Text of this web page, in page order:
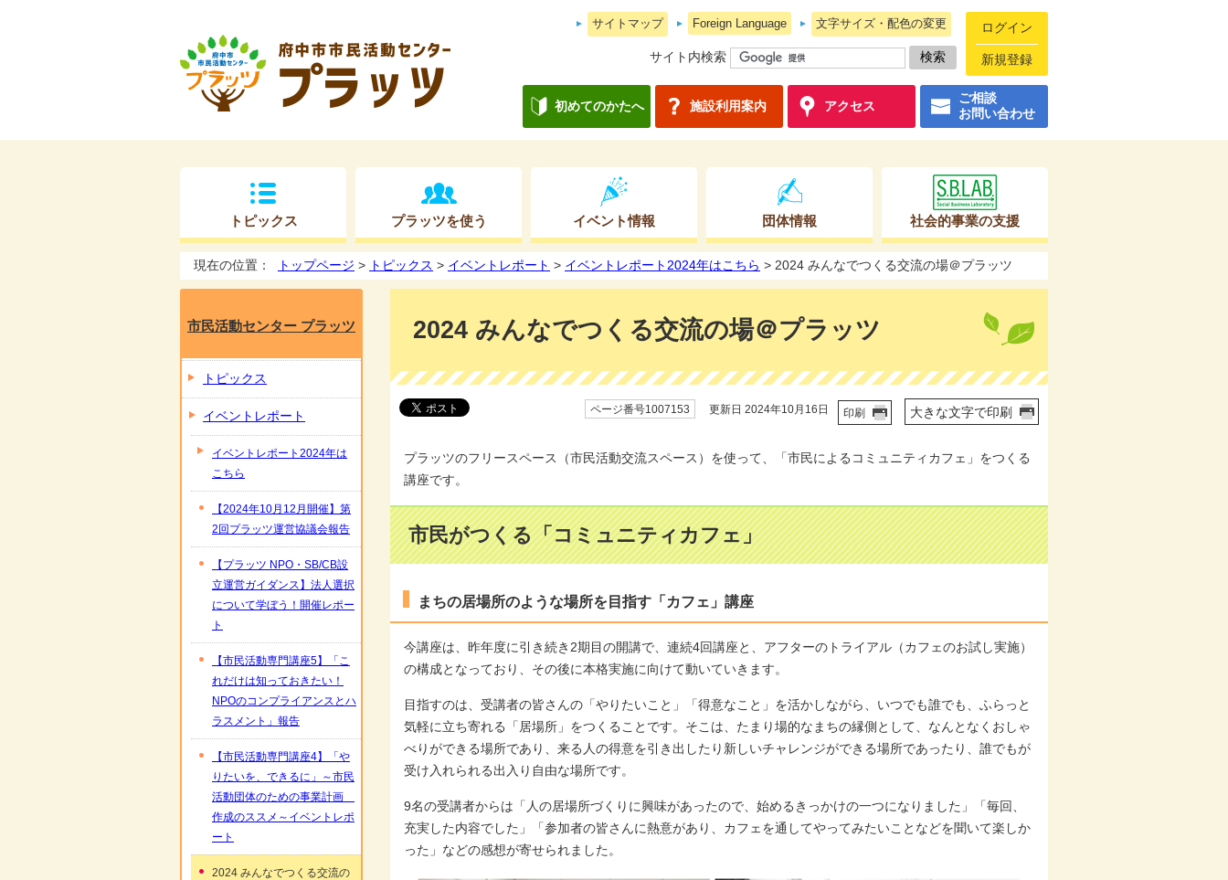
サイトマップ Foreign Language 文字サイズ・配色の変更 ログイン
新規登録
サイト内検索
初めてのかたへ 施設利用案内 アクセス
ご相談
お問い合わせ
トピックス プラッツを使う イベント情報 団体情報 社会的事業の支援
現在の位置： トップページ > トピックス > イベントレポート > イベントレポート2024年はこちら > 2024 みんなでつくる交流の場＠プラッツ
2024 みんなでつくる交流の場＠プラッツ
ページ番号1007153 更新日 2024年10月16日 印刷 大きな文字で印刷
プラッツのフリースペース（市民活動交流スペース）を使って、「市民によるコミュニティカフェ」をつくる
講座です。
市民がつくる「コミュニティカフェ」
まちの居場所のような場所を目指す「カフェ」講座
今講座は、昨年度に引き続き2期目の開講で、連続4回講座と、アフターのトライアル（カフェのお試し実施）
の構成となっており、その後に本格実施に向けて動いていきます。
目指すのは、受講者の皆さんの「やりたいこと」「得意なこと」を活かしながら、いつでも誰でも、ふらっと
気軽に立ち寄れる「居場所」をつくることです。そこは、たまり場的なまちの縁側として、なんとなくおしゃ
べりができる場所であり、来る人の得意を引き出したり新しいチャレンジができる場所であったり、誰でもが
受け入れられる出入り自由な場所です。
9名の受講者からは「人の居場所づくりに興味があったので、始めるきっかけの一つになりました」「毎回、
充実した内容でした」「参加者の皆さんに熱意があり、カフェを通してやってみたいことなどを聞いて楽しか
った」などの感想が寄せられました。
市民活動センター プラッツ
トピックス
イベントレポート
イベントレポート2024年は
こちら
【2024年10月12月開催】第
2回プラッツ運営協議会報告
【プラッツ NPO・SB/CB設
立運営ガイダンス】法人選択
について学ぼう！開催レポー
ト
【市民活動専門講座5】「こ
れだけは知っておきたい！
NPOのコンプライアンスとハ
ラスメント」報告
【市民活動専門講座4】「や
りたいを、できるに」～市民
活動団体のための事業計画
作成のススメ～イベントレポ
ート
2024 みんなでつくる交流の